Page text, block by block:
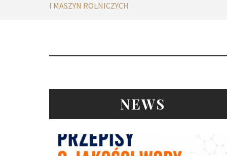
I MASZYN ROLNICZYCH
NEWS